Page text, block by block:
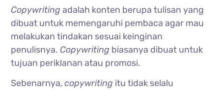
Copywriting adalah konten berupa tulisan yang
dibuat untuk memengaruhi pembaca agar mau
melakukan tindakan sesuai keinginan
penulisnya. Copywriting biasanya dibuat untuk
tujuan periklanan atau promosi.
Sebenarnya,copywriting itu tidak selalu